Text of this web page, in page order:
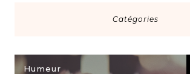
Catégories
Humeur